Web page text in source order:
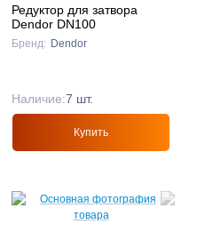
Редуктор для затвора
Dendor DN100
Бренд: Dendor
Наличие:7 шт.
Купить